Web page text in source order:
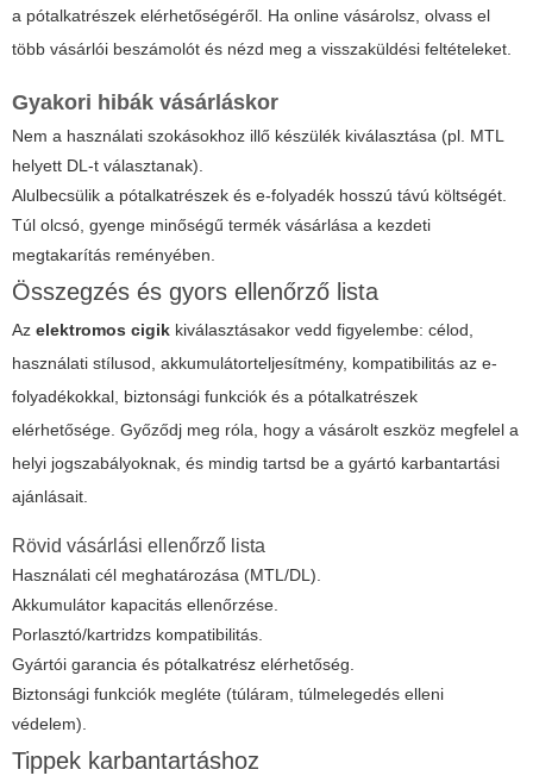
a pótalkatrészek elérhetőségéről. Ha online vásárolsz, olvass el
több vásárlói beszámolót és nézd meg a visszaküldési feltételeket.
Gyakori hibák vásárláskor
Nem a használati szokásokhoz illő készülék kiválasztása (pl. MTL
helyett DL-t választanak).
Alulbecsülik a pótalkatrészek és e-folyadék hosszú távú költségét.
Túl olcsó, gyenge minőségű termék vásárlása a kezdeti
megtakarítás reményében.
Összegzés és gyors ellenőrző lista
Az elektromos cigik kiválasztásakor vedd figyelembe: célod,
használati stílusod, akkumulátorteljesítmény, kompatibilitás az e-
folyadékokkal, biztonsági funkciók és a pótalkatrészek
elérhetősége. Győződj meg róla, hogy a vásárolt eszköz megfelel a
helyi jogszabályoknak, és mindig tartsd be a gyártó karbantartási
ajánlásait.
Rövid vásárlási ellenőrző lista
Használati cél meghatározása (MTL/DL).
Akkumulátor kapacitás ellenőrzése.
Porlasztó/kartridzs kompatibilitás.
Gyártói garancia és pótalkatrész elérhetőség.
Biztonsági funkciók megléte (túláram, túlmelegedés elleni
védelem).
Tippek karbantartáshoz